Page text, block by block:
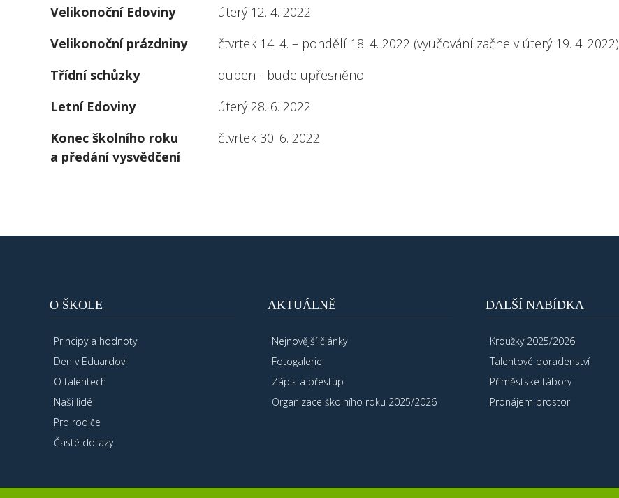
Velikonoční Edoviny
úterý 12. 4. 2022
Velikonoční prázdniny
čtvrtek 14. 4. – pondělí 18. 4. 2022 (vyučování začne v úterý 19. 4. 2022)
Třídní schůzky
duben - bude upřesněno
Letní Edoviny
úterý 28. 6. 2022
Konec školního roku
a předání vysvědčení
čtvrtek 30. 6. 2022
O ŠKOLE
Principy a hodnoty
Den v Eduardovi
O talentech
Naši lidé
Pro rodiče
Časté dotazy
AKTUÁLNĚ
Nejnovější články
Fotogalerie
Zápis a přestup
Organizace školního roku 2025/2026
DALŠÍ NABÍDKA
Kroužky 2025/2026
Talentové poradenství
Příměstské tábory
Pronájem prostor